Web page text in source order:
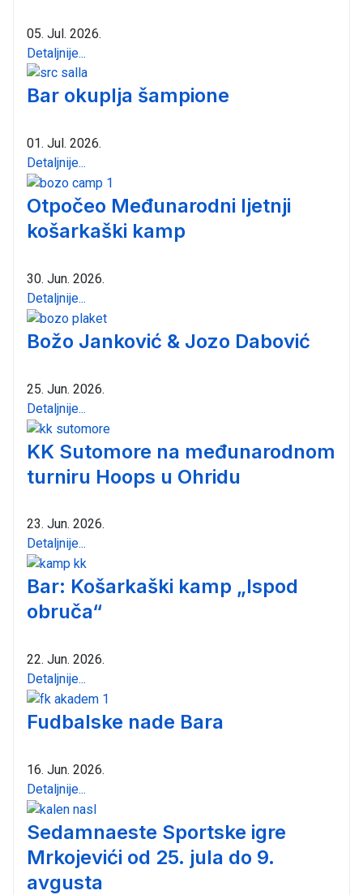
05. Jul. 2026.
Detaljnije...
Bar okuplja šampione
01. Jul. 2026.
Detaljnije...
Otpočeo Međunarodni ljetnji
košarkaški kamp
30. Jun. 2026.
Detaljnije...
Božo Janković & Jozo Dabović
25. Jun. 2026.
Detaljnije...
KK Sutomore na međunarodnom
turniru Hoops u Ohridu
23. Jun. 2026.
Detaljnije...
Bar: Košarkaški kamp „Ispod
obruča“
22. Jun. 2026.
Detaljnije...
Fudbalske nade Bara
16. Jun. 2026.
Detaljnije...
Sedamnaeste Sportske igre
Mrkojevići od 25. jula do 9.
avgusta